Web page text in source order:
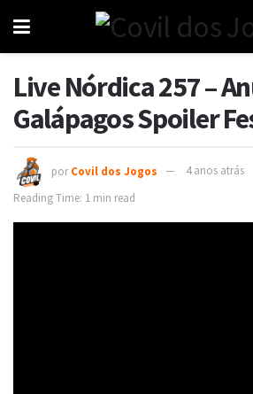
Live Nórdica 257 –
Galápagos Spoiler
por Covil dos Jogos
4 anos atrás
Reading Time: 1 min read